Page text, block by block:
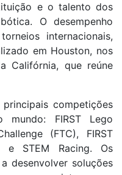
e o talento dos
O desempenho
internacionais,
em Houston, nos
Califórnia, que reúne
competições
FIRST Lego
(FTC), FIRST
e STEM Racing. Os
desenvolver soluções